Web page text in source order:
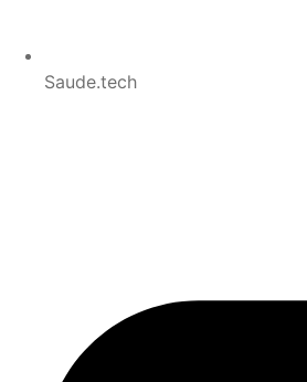
Saude.tech